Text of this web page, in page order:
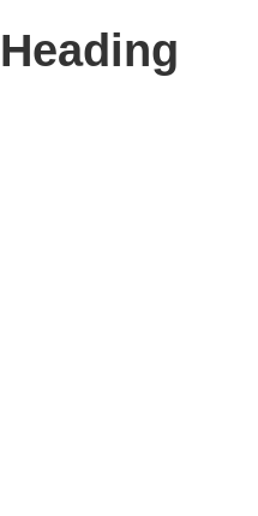
Heading